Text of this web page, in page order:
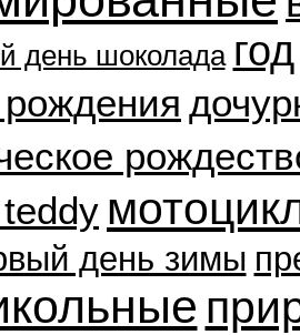
день шоколада год
день зимы